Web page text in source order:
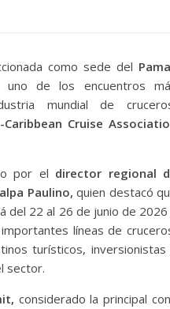
como sede del
uno de los encuentros
mundial de
Caribbean Cruise
por el director regional
Paulino, quien destacó
del 22 al 26 de junio de
líneas de
turísticos, inversionistas
sector.
considerado la principal